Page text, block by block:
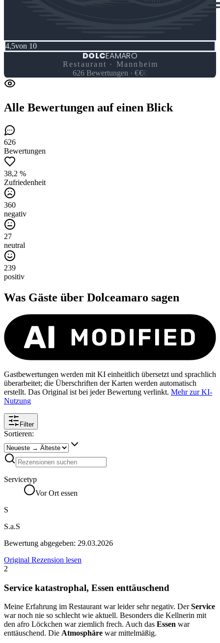
4,5von 10
DOLCEAMARO
Restaurant · Mannheim
626 Bewertungen ·€€€
Alle Bewertungen auf einen Blick
626
Bewertungen
38,2 %
Zufriedenheit
360
negativ
27
neutral
239
positiv
Was Gäste über Dolceamaro sagen
Gastbewertungen werden mit KI einheitlich übersetzt und sprachlich
überarbeitet; die Überschriften der Karten werden automatisch
erstellt. Das Original ist bei jeder Bewertung verlinkt. Mehr zur KI-
Nutzung
Filter
Sortieren:
Servicetyp
Vor Ort essen
S
S.a.S
Bewertung abgegeben: 29.03.2026
Original Rezension lesen
2
Service katastrophal, Essen enttäuschend
Meine Erfahrung im Restaurant war leider sehr negativ. DerService
war noch nie so schlecht wie aktuell. Besonders die Kellnerin mit
den afro Löckchen war ziemlich frech. Auch das Essen war
enttäuschend. Die Atmosphäre war mittelmäßig.